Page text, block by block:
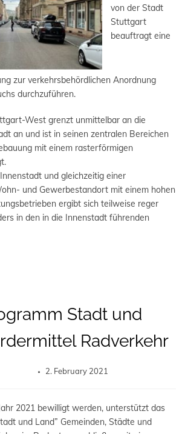
von der Stadt
Stuttgart
beauftragt eine
zur verkehrsbehördlichen Anordnung
durchzuführen.
West grenzt unmittelbar an die
an und ist in seinen zentralen Bereichen
mit einem rasterförmigen
und gleichzeitig einer
und Gewerbestandort mit einem hohen
ergibt sich teilweise reger
in den in die Innenstadt führenden
Stadt und
Radverkehr
2. February 2021
2021 bewilligt werden, unterstützt das
und Land” Gemeinden, Städte und